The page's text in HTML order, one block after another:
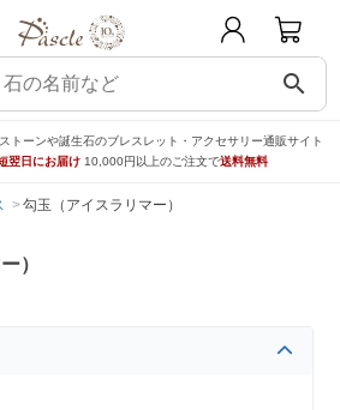
search
トーンや誕生石のブレスレット・アクセサリー通販サイト
翌日にお届け 10,000円以上のご注文で送料無料
勾玉（アイスラリマー）
）